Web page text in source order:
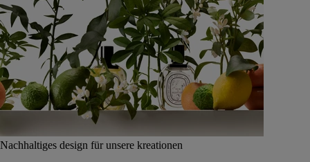
Nachhaltiges design für unsere kreationen